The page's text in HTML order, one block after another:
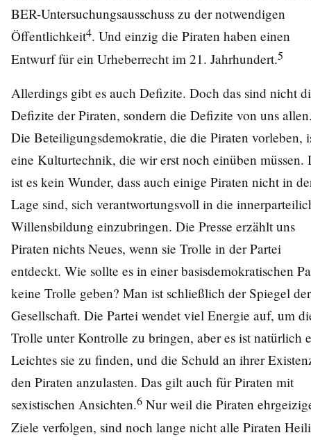
BER-Untersuchungsausschuss zu der notwendigen
Öffentlichkeit4. Und einzig die Piraten haben einen
Entwurf für ein Urheberrecht im 21. Jahrhundert.5
Allerdings gibt es auch Defizite. Doch das sind nicht
Defizite der Piraten, sondern die Defizite von uns
Die Beteiligungsdemokratie, die die Piraten vorleben,
eine Kulturtechnik, die wir erst noch einüben müssen.
ist es kein Wunder, dass auch einige Piraten nicht in
Lage sind, sich verantwortungsvoll in die
Willensbildung einzubringen. Die Presse erzählt uns
Piraten nichts Neues, wenn sie Trolle in der Partei
entdeckt. Wie sollte es in einer basisdemokratischen
keine Trolle geben? Man ist schließlich der Spiegel der
Gesellschaft. Die Partei wendet viel Energie auf, um
Trolle unter Kontrolle zu bringen, aber es ist natürlich
Leichtes sie zu finden, und die Schuld an ihrer
den Piraten anzulasten. Das gilt auch für Piraten mit
sexistischen Ansichten.6 Nur weil die Piraten
Ziele verfolgen, sind noch lange nicht alle Piraten